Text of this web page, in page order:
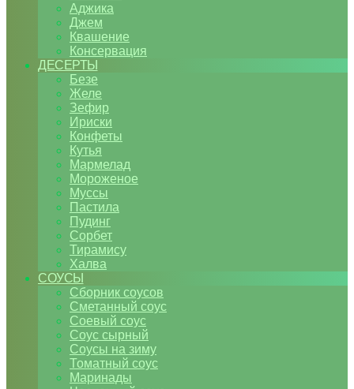
Аджика
Джем
Квашение
Консервация
ДЕСЕРТЫ
Безе
Желе
Зефир
Ириски
Конфеты
Кутья
Мармелад
Мороженое
Муссы
Пастила
Пудинг
Сорбет
Тирамису
Халва
СОУСЫ
Сборник соусов
Сметанный соус
Соевый соус
Соус сырный
Соусы на зиму
Томатный соус
Маринады